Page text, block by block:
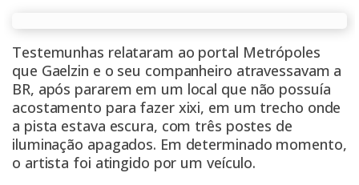
Testemunhas relataram ao portal Metrópoles
que Gaelzin e o seu companheiro atravessavam a
BR, após pararem em um local que não possuía
acostamento para fazer xixi, em um trecho onde
a pista estava escura, com três postes de
iluminação apagados. Em determinado momento,
o artista foi atingido por um veículo.